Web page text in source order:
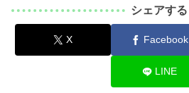
シェアする
X Facebook
LINE